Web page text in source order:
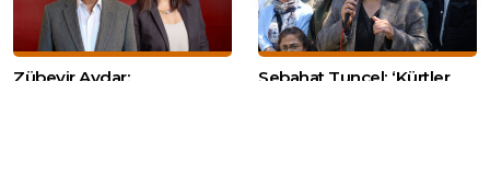
Zübeyir Aydar:
Sebahat Tuncel: ‘Kürtler